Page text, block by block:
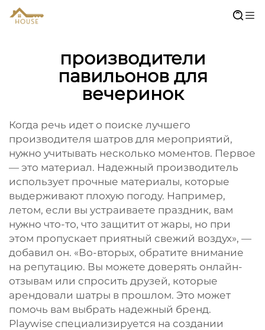
производители
павильонов для
вечеринок
Когда речь идет о поиске лучшего
производителя шатров для мероприятий,
нужно учитывать несколько моментов. Первое
— это материал. Надежный производитель
использует прочные материалы, которые
выдерживают плохую погоду. Например,
летом, если вы устраиваете праздник, вам
нужно что-то, что защитит от жары, но при
этом пропускает приятный свежий воздух», —
добавил он. «Во-вторых, обратите внимание
на репутацию. Вы можете доверять онлайн-
отзывам или спросить друзей, которые
арендовали шатры в прошлом. Это может
помочь вам выбрать надежный бренд.
Playwise специализируется на создании